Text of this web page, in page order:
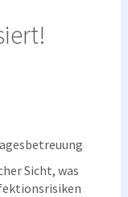
Sicht, was